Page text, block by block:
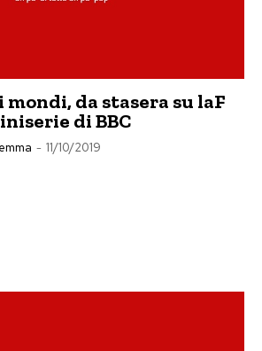
da stasera su laF
di BBC
- 11/10/2019